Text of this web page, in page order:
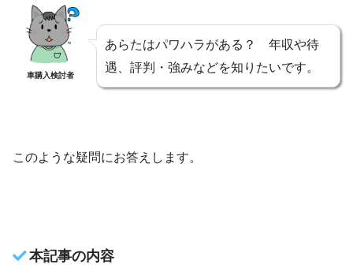
車購入検討者
あらたはパワハラがある？ 年収や待
遇、評判・強みなどを知りたいです。
このような疑問にお答えします。
本記事の内容